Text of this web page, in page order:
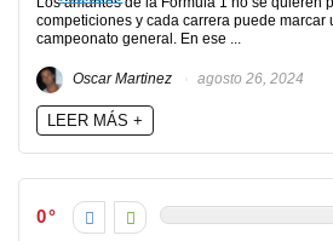
competiciones y cada carrera puede marcar
campeonato general. En ese ...
Oscar Martinez agosto 26, 2024
LEER MÁS +
0